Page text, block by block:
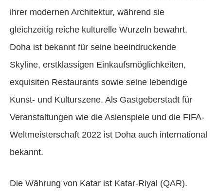
ihrer modernen Architektur, während sie
gleichzeitig reiche kulturelle Wurzeln bewahrt.
Doha ist bekannt für seine beeindruckende
Skyline, erstklassigen Einkaufsmöglichkeiten,
exquisiten Restaurants sowie seine lebendige
Kunst- und Kulturszene. Als Gastgeberstadt für
Veranstaltungen wie die Asienspiele und die FIFA-
Weltmeisterschaft 2022 ist Doha auch international
bekannt.
Die Währung von Katar ist Katar-Riyal (QAR).